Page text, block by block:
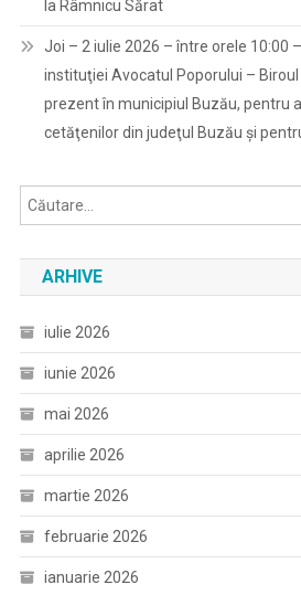
la Râmnicu Sărat
Joi – 2 iulie 2026 – între orele 10:00
instituţiei Avocatul Poporului –
prezent în municipiul Buzău, pentru
cetăţenilor din judeţul Buzău şi
ARHIVE
iulie 2026
iunie 2026
mai 2026
aprilie 2026
martie 2026
februarie 2026
ianuarie 2026